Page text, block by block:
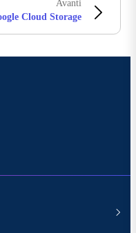
Avanti
Cloud Storage